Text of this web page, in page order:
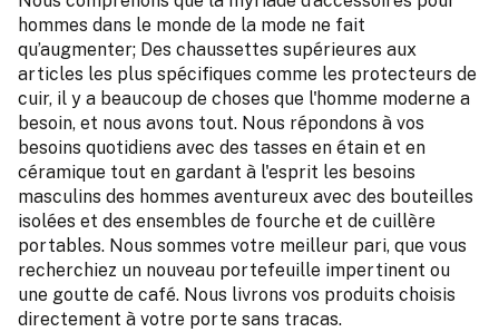
hommes dans le monde de la mode ne fait
qu’augmenter; Des chaussettes supérieures aux
articles les plus spécifiques comme les protecteurs de
cuir, il y a beaucoup de choses que l'homme moderne a
besoin, et nous avons tout. Nous répondons à vos
besoins quotidiens avec des tasses en étain et en
céramique tout en gardant à l'esprit les besoins
masculins des hommes aventureux avec des bouteilles
isolées et des ensembles de fourche et de cuillère
portables. Nous sommes votre meilleur pari, que vous
recherchiez un nouveau portefeuille impertinent ou
une goutte de café. Nous livrons vos produits choisis
directement à votre porte sans tracas.